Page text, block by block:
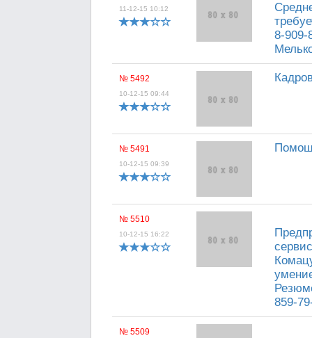
11-12-15 10:12
8-909-
№ 5492
10-12-15 09:44
№ 5491
10-12-15 09:39
№ 5510
10-12-15 16:22
859-
№ 5509